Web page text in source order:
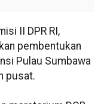
II DPR RI,
pembentukan
Pulau Sumbawa
pusat.